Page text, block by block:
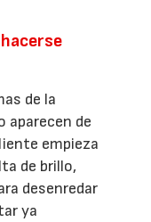
de la
aparecen de
empieza
de brillo,
desenredar
ya